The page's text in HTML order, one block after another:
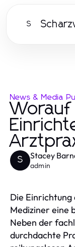
S
News & Media
Worauf
S Stacey
admin
Die
Mediziner eine
Neben der
durchdachte